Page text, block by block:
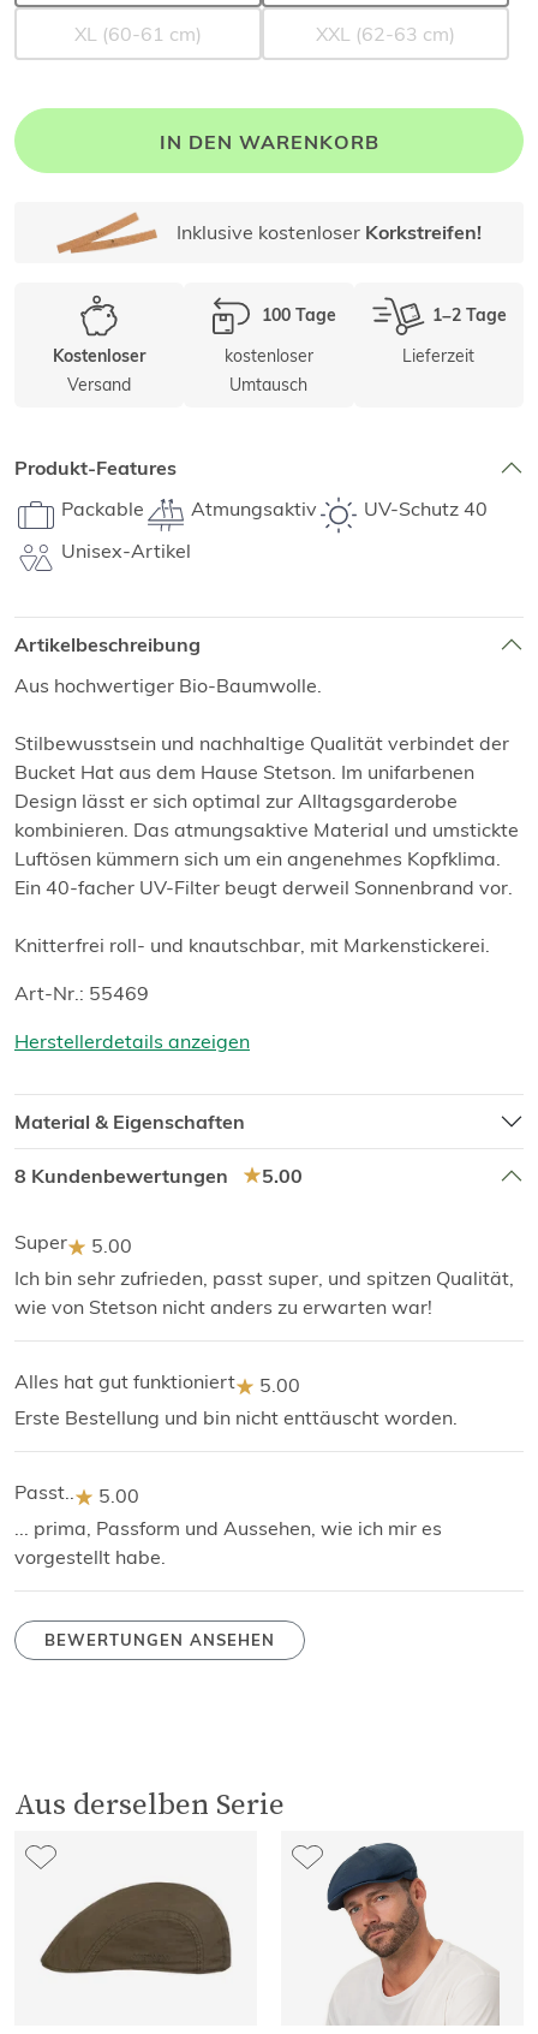
XL (60-61 cm) XXL (62-63 cm)
IN DEN WARENKORB
Inklusive kostenloser Korkstreifen!
Kostenloser
Versand
100 Tage
kostenloser
Umtausch
1–2 Tage
Lieferzeit
Produkt-Features
Packable Atmungsaktiv
UV-Schutz 40
Unisex-Artikel
Artikelbeschreibung
Aus hochwertiger Bio-Baumwolle.
Stilbewusstsein und nachhaltige Qualität verbindet der
Bucket Hat aus dem Hause Stetson. Im unifarbenen
Design lässt er sich optimal zur Alltagsgarderobe
kombinieren. Das atmungsaktive Material und umstickte
Luftösen kümmern sich um ein angenehmes Kopfklima.
Ein 40-facher UV-Filter beugt derweil Sonnenbrand vor.
Knitterfrei roll- und knautschbar, mit Markenstickerei.
Art-Nr.: 55469
Herstellerdetails anzeigen
Material & Eigenschaften
8 Kundenbewertungen 5.00
Super
5.00
Ich bin sehr zufrieden, passt super, und spitzen Qualität,
wie von Stetson nicht anders zu erwarten war!
Alles hat gut funktioniert
5.00
Erste Bestellung und bin nicht enttäuscht worden.
Passt..
5.00
... prima, Passform und Aussehen, wie ich mir es
vorgestellt habe.
BEWERTUNGEN ANSEHEN
Aus derselben Serie